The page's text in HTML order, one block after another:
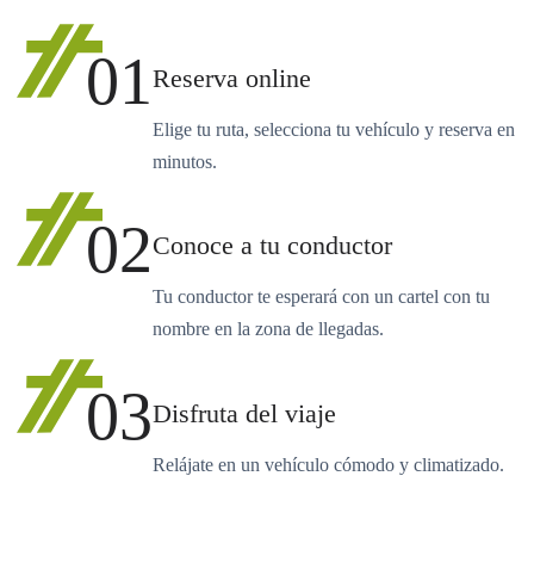
01Reserva online
Elige tu ruta, selecciona tu vehículo y reserva en
minutos.
02Conoce a tu conductor
Tu conductor te esperará con un cartel con tu
nombre en la zona de llegadas.
03Disfruta del viaje
Relájate en un vehículo cómodo y climatizado.